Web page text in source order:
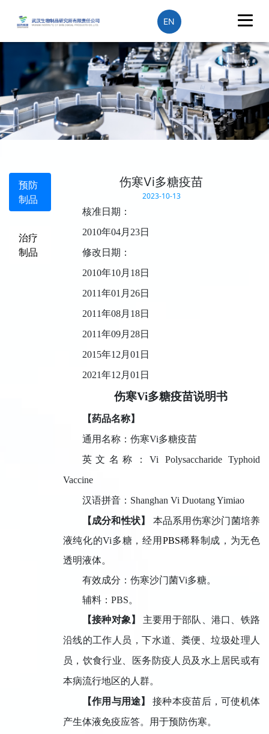
EN
预防
制品
治疗
制品
伤寒Vi多糖疫苗
2023-10-13
核准日期：
2010年04月 23日
修改日期：
2010年10月 18日
2011年01 月 26日
2011年08月 18日
2011年09月 28日
2015年12 月 01 日
2021年12 月 01 日
伤寒Vi多糖疫苗说明书
【药品名称】
通用名称：伤寒Vi多糖疫苗
英文名称：Vi Polysaccharide Typhoid
Vaccine
汉语拼音： Shanghan Vi Duotang Yimiao
【成分和性状】 本品系用 伤寒沙门菌培养
液纯化的Vi多糖，经用 PBS稀释制成，为无色
透明液体。
有效成分：伤寒沙门菌Vi多糖。
辅料：PBS。
【接种对象】
主要用于部队、港口、铁路
沿线的工作人员，下水道、粪便、垃圾处理人
员，饮食行业、医务防疫人员及水上居民或有
本病流行地区的人群。
【作用与用途】
接种本疫苗后，可使机体
产生体液免疫应答。用于预防伤寒。